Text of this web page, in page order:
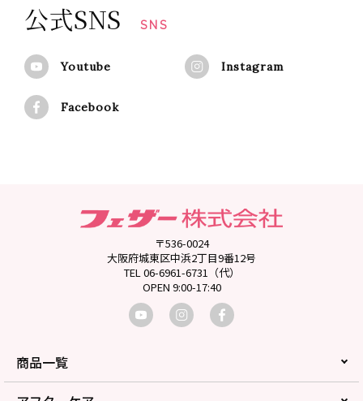
公式SNS SNS
Youtube Instagram
Facebook
〒536-0024
大阪府城東区中浜2丁目9番12号
TEL 06-6961-6731（代）
OPEN 9:00-17:40
商品一覧